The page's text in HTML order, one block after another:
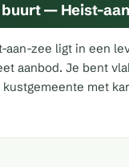
buurt — Heist-
aan-zee ligt in een
aanbod. Je bent
met